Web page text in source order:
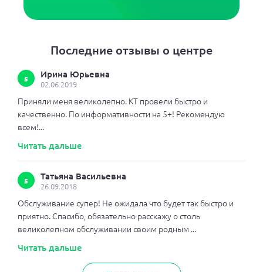
Последние отзывы о центре
5 Ирина Юрьевна
02.06.2019
Приняли меня великолепно. КТ провели быстро и
качественно. По информативности на 5+! Рекомендую
всем!...
Читать дальше
5 Татьяна Васильевна
26.09.2018
Обслуживание супер! Не ожидала что будет так быстро и
приятно. Спасибо, обязательно расскажу о столь
великолепном обслуживании своим родным ...
Читать дальше